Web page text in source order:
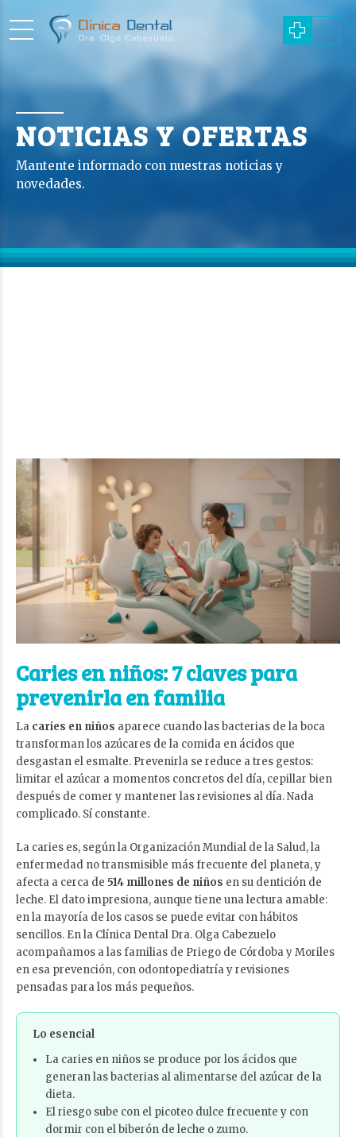
NOTICIAS Y OFERTAS
Mantente informado con nuestras noticias y
novedades.
Caries en niños: 7 claves para
prevenirla en familia
La caries en niños aparece cuando las bacterias de la boca
transforman los azúcares de la comida en ácidos que
desgastan el esmalte. Prevenirla se reduce a tres gestos:
limitar el azúcar a momentos concretos del día, cepillar bien
después de comer y mantener las revisiones al día. Nada
complicado. Sí constante.
La caries es, según la Organización Mundial de la Salud, la
enfermedad no transmisible más frecuente del planeta, y
afecta a cerca de 514 millones de niños en su dentición de
leche. El dato impresiona, aunque tiene una lectura amable:
en la mayoría de los casos se puede evitar con hábitos
sencillos. En la Clínica Dental Dra. Olga Cabezuelo
acompañamos a las familias de Priego de Córdoba y Moriles
en esa prevención, con odontopediatría y revisiones
pensadas para los más pequeños.
Lo esencial
La caries en niños se produce por los ácidos que
generan las bacterias al alimentarse del azúcar de la
dieta.
El riesgo sube con el picoteo dulce frecuente y con
dormir con el biberón de leche o zumo.